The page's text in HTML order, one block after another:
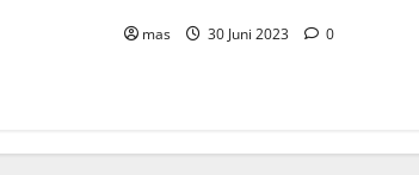
mas 30 Juni 2023 0